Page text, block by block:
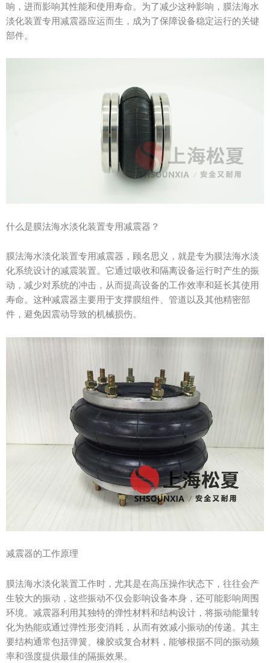
响，进而影响其性能和使用寿命。为了减少这种影响，膜法海水
淡化装置专用减震器应运而生，成为了保障设备稳定运行的关键
部件。
什么是膜法海水淡化装置专用减震器？
膜法海水淡化装置专用减震器，顾名思义，就是专为膜法海水淡
化系统设计的减震装置。它通过吸收和隔离设备运行时产生的振
动，减少对系统的冲击，从而提高设备的工作效率和延长其使用
寿命。这种减震器主要用于支撑膜组件、管道以及其他精密部
件，避免因震动导致的机械损伤。
减震器的工作原理
膜法海水淡化装置工作时，尤其是在高压操作状态下，往往会产
生较大的振动，这些振动不仅会影响设备本身，还可能影响周围
环境。减震器利用其独特的弹性材料和结构设计，将振动能量转
化为热能或通过弹性形变消耗，从而有效减小振动的传递。其主
要结构通常包括弹簧、橡胶或复合材料，能够根据不同的振动频
率和强度提供最佳的隔振效果。